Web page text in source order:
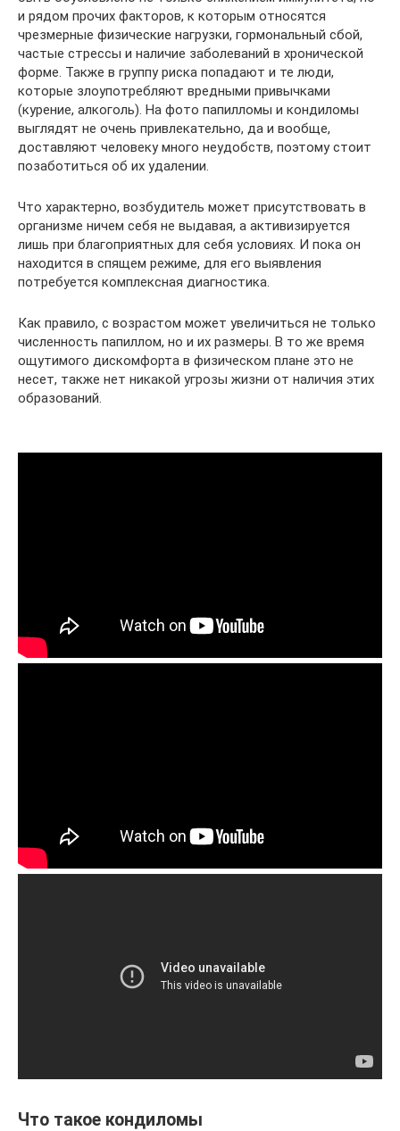
и рядом прочих факторов, к которым относятся
чрезмерные физические нагрузки, гормональный сбой,
частые стрессы и наличие заболеваний в хронической
форме. Также в группу риска попадают и те люди,
которые злоупотребляют вредными привычками
(курение, алкоголь). На фото папилломы и кондиломы
выглядят не очень привлекательно, да и вообще,
доставляют человеку много неудобств, поэтому стоит
позаботиться об их удалении.
Что характерно, возбудитель может присутствовать в
организме ничем себя не выдавая, а активизируется
лишь при благоприятных для себя условиях. И пока он
находится в спящем режиме, для его выявления
потребуется комплексная диагностика.
Как правило, с возрастом может увеличиться не только
численность папиллом, но и их размеры. В то же время
ощутимого дискомфорта в физическом плане это не
несет, также нет никакой угрозы жизни от наличия этих
образований.
Что такое кондиломы